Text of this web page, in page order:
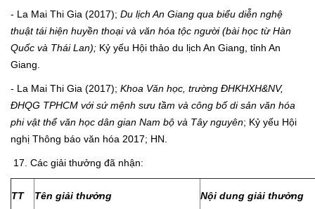
- La Mai Thi Gia (2017); Du lịch An Giang qua biểu diễn nghệ
thuật tái hiện huyền thoại và văn hóa tộc người (bài học từ Hàn
Quốc và Thái Lan); Kỷ yếu Hội thảo du lịch An Giang, tỉnh An
Giang.
- La Mai Thi Gia (2017); Khoa Văn học, trường ĐHKHXH&NV,
ĐHQG TPHCM với sứ mệnh sưu tầm và công bố di sản văn hóa
phi vật thể văn học dân gian Nam bộ và Tây nguyên; Kỷ yếu Hội
nghị Thông báo văn hóa 2017; HN.
17. Các giải thưởng đã nhận:
TT Tên giải thưởng Nội dung giải thưởng